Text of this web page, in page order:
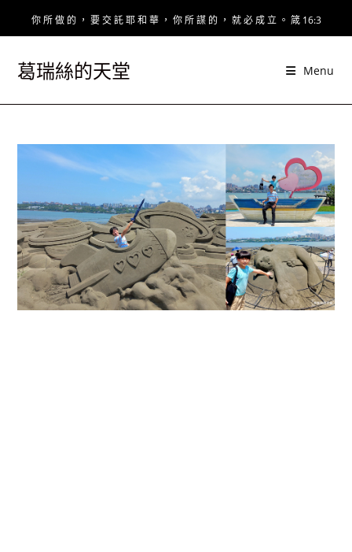
你 所 做 的 ， 要 交 託 耶 和 華 ， 你 所 謀 的 ， 就 必 成 立 。 箴 16:3
葛瑞絲的天堂 Menu